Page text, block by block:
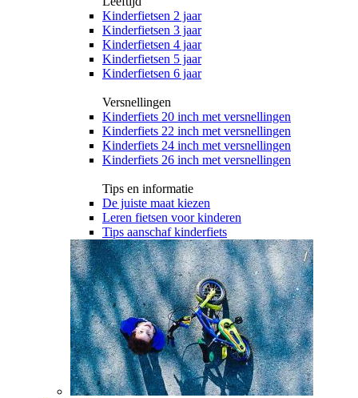
Kinderfietsen 2 jaar
Kinderfietsen 3 jaar
Kinderfietsen 4 jaar
Kinderfietsen 5 jaar
Kinderfietsen 6 jaar
Versnellingen
Kinderfiets 20 inch met versnellingen
Kinderfiets 22 inch met versnellingen
Kinderfiets 24 inch met versnellingen
Kinderfiets 26 inch met versnellingen
Tips en informatie
De juiste maat kiezen
Leren fietsen voor kinderen
Tips aanschaf kinderfiets